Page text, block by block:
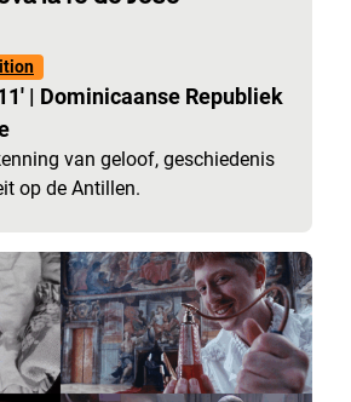
| Dominicaanse Republiek
van geloof, geschiedenis
op de Antillen.